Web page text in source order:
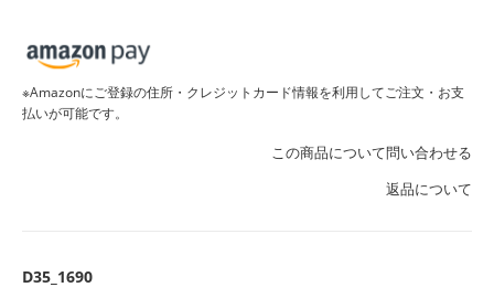
※Amazonにご登録の住所・クレジットカード情報を利用してご注文・お支
払いが可能です。
この商品について問い合わせる
返品について
D35_1690